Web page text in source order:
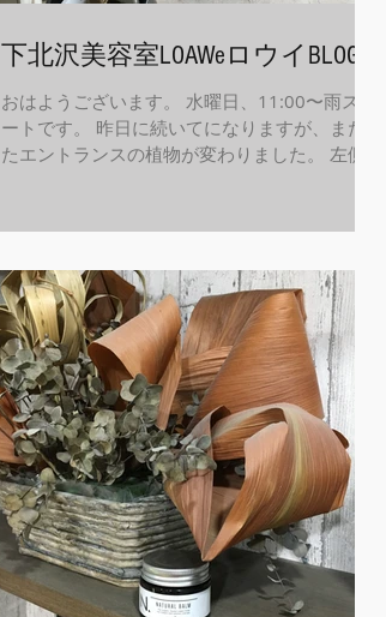
下北沢美容室LOAWeロウイBLOG
おはようございます。 水曜日、11:00〜雨スタ
ートです。 昨日に続いてになりますが、またま
たエントランスの植物が変わりました。 左側の
す。...